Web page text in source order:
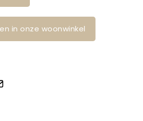
in onze woonwinkel